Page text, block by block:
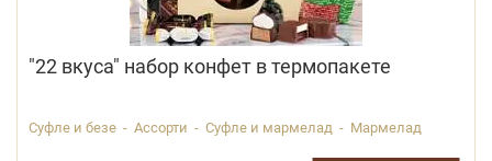
"22 вкуса" набор конфет в термопакете
Суфле и безе - Ассорти - Суфле и мармелад - Мармелад